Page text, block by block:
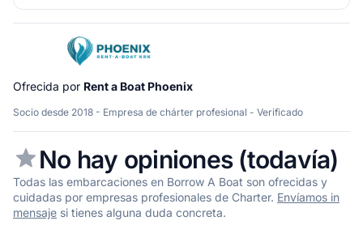
Ofrecida por Rent a Boat Phoenix
Socio desde 2018 - Empresa de chárter profesional - Verificado
No hay opiniones (todavía)
Todas las embarcaciones en Borrow A Boat son ofrecidas y
cuidadas por empresas profesionales de Charter. Envíamos in
mensaje si tienes alguna duda concreta.